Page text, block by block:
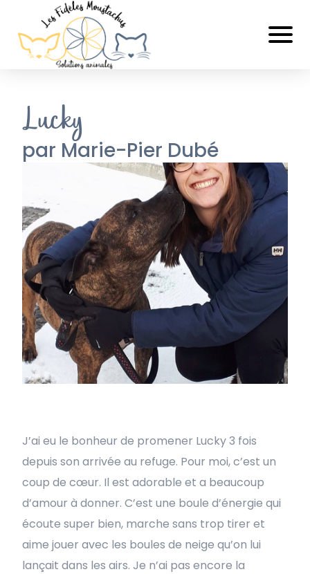
Lucky
par Marie-Pier Dubé
J’ai eu le bonheur de promener Lucky 3 fois
depuis son arrivée au refuge. Pour moi, c’est un
coup de cœur. Il est adorable et a beaucoup
d’amour à donner. C’est une boule d’énergie qui
écoute super bien, marche sans trop tirer et
aime jouer avec les boules de neige qu’on lui
lançait dans les airs. Je n’ai pas encore la